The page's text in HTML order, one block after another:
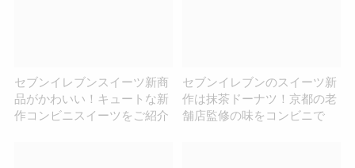
セブンイレブンスイーツ新商
品がかわいい！キュートな新
作コンビニスイーツをご紹介
セブンイレブンのスイーツ新
作は抹茶ドーナツ！京都の老
舗店監修の味をコンビニで